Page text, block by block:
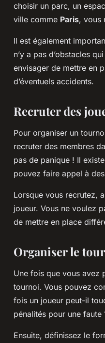
choisir un parc, un
ville comme Paris, vous
Il est également
n’y a pas d’obstacles
envisager de mettre en
d’éventuels accidents.
Recruter des
Pour organiser un
recruter des membres
pas de panique ! Il
pouvez faire appel à
Lorsque vous recrutez,
joueur. Vous ne voulez
de mettre en place
Organiser le
Une fois que vous avez
tournoi. Vous pouvez
fois un joueur peut-il
pénalités pour une faute
Ensuite, définissez le